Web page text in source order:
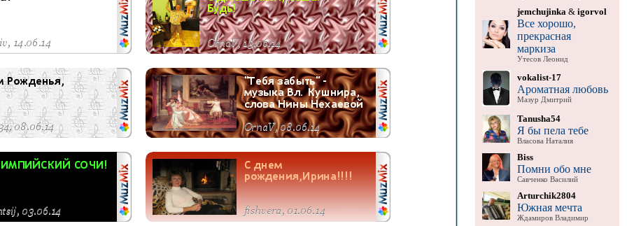
jemchujinka & igorvol
Все хорошо,
прекрасная
маркиза
Утесов Леонид
vokalist-17
Ароматная любовь
Мазур Дмитрий
Tanusha54
Я бы пела тебе
Власова Наталия
Biss
Помни обо мне
Савченко Василий
Arturchik2804
Южная мечта
Ждамиров Владимир